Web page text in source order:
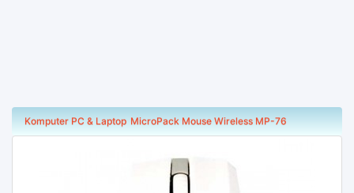
Komputer PC & Laptop MicroPack Mouse Wireless MP-76